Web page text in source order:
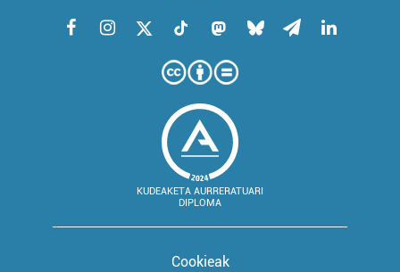
KUDEAKETA AURRERATUARI
DIPLOMA
Cookieak